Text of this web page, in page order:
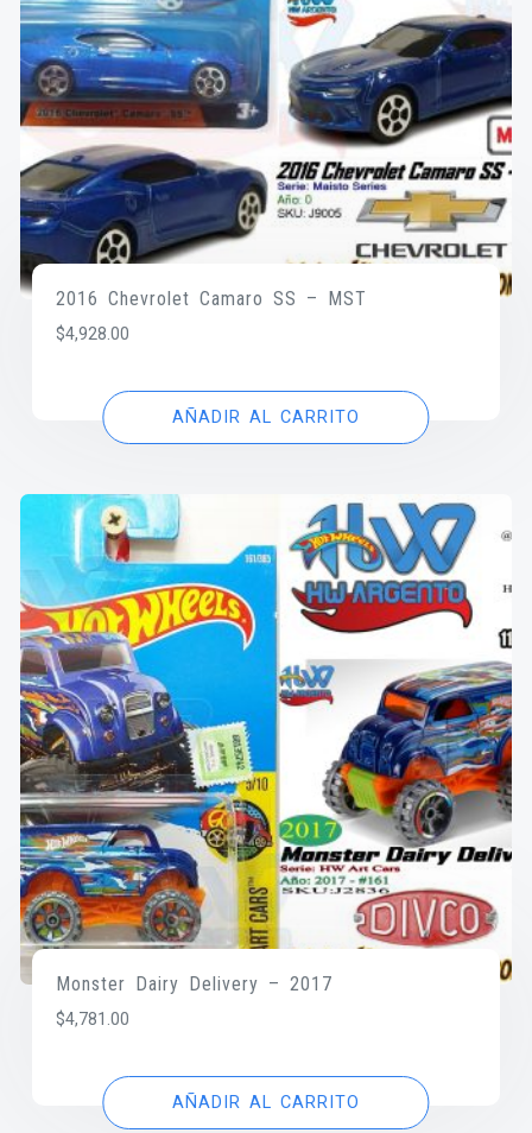
2016 Chevrolet Camaro SS – MST
$4,928.00
AÑADIR AL CARRITO
Monster Dairy Delivery – 2017
$4,781.00
AÑADIR AL CARRITO